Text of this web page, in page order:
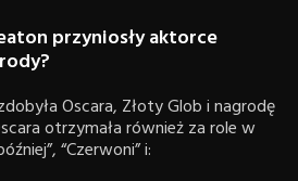
przyniosły aktorce
Oscara, Złoty Glob i nagrodę
otrzymała również za role w
“Czerwoni” i: